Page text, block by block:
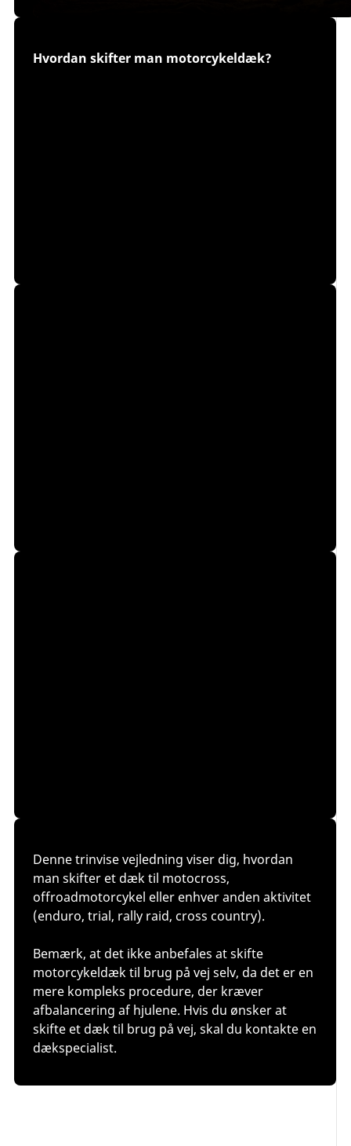
Hvordan skifter man motorcykeldæk?
Denne trinvise vejledning viser dig, hvordan
man skifter et dæk til motocross,
offroadmotorcykel eller enhver anden aktivitet
(enduro, trial, rally raid, cross country).
Bemærk, at det ikke anbefales at skifte
motorcykeldæk til brug på vej selv, da det er en
mere kompleks procedure, der kræver
afbalancering af hjulene. Hvis du ønsker at
skifte et dæk til brug på vej, skal du kontakte en
dækspecialist.